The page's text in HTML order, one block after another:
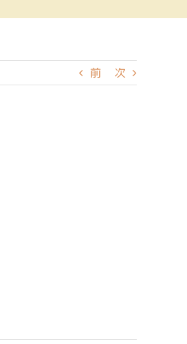
前 次